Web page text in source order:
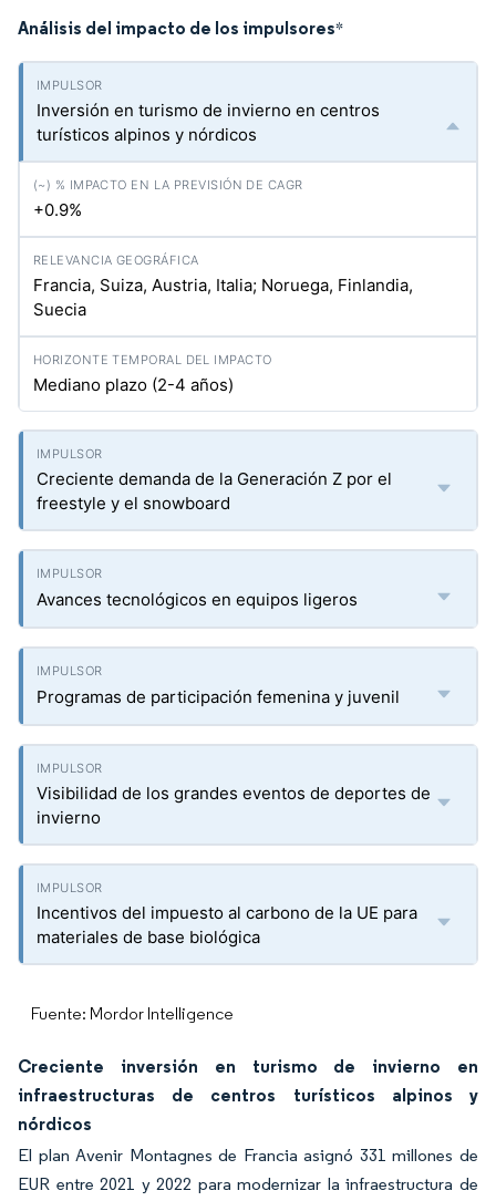
Análisis del impacto de los impulsores*
Inversión en turismo de invierno en centros
turísticos alpinos y nórdicos
+0.9%
Francia, Suiza, Austria, Italia; Noruega, Finlandia,
Suecia
Mediano plazo (2-4 años)
Creciente demanda de la Generación Z por el
freestyle y el snowboard
Avances tecnológicos en equipos ligeros
Programas de participación femenina y juvenil
Visibilidad de los grandes eventos de deportes de
invierno
Incentivos del impuesto al carbono de la UE para
materiales de base biológica
Fuente: Mordor Intelligence
Creciente inversión en turismo de invierno en
infraestructuras de centros turísticos alpinos y
nórdicos
El plan Avenir Montagnes de Francia asignó 331 millones de
EUR entre 2021 y 2022 para modernizar la infraestructura de